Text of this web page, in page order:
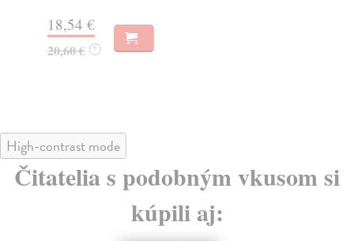
18,54 €
20,60 € ?
High-contrast mode
Čitatelia s podobným vkusom si
kúpili aj: